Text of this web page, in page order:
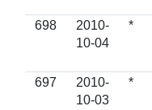
698
2010-
10-04
*
697
2010-
10-03
*